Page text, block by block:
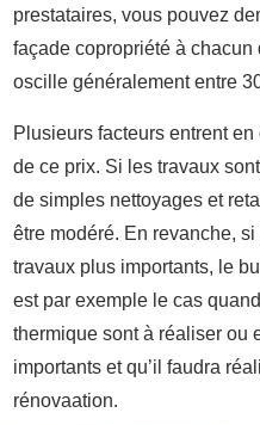
prestataires, vous pouvez
façade copropriété à chacun
oscille généralement entre
Plusieurs facteurs entrent
de ce prix. Si les travaux
de simples nettoyages et
être modéré. En revanche,
travaux plus importants, le
est par exemple le cas
thermique sont à réaliser ou
importants et qu’il faudra
rénovaation.